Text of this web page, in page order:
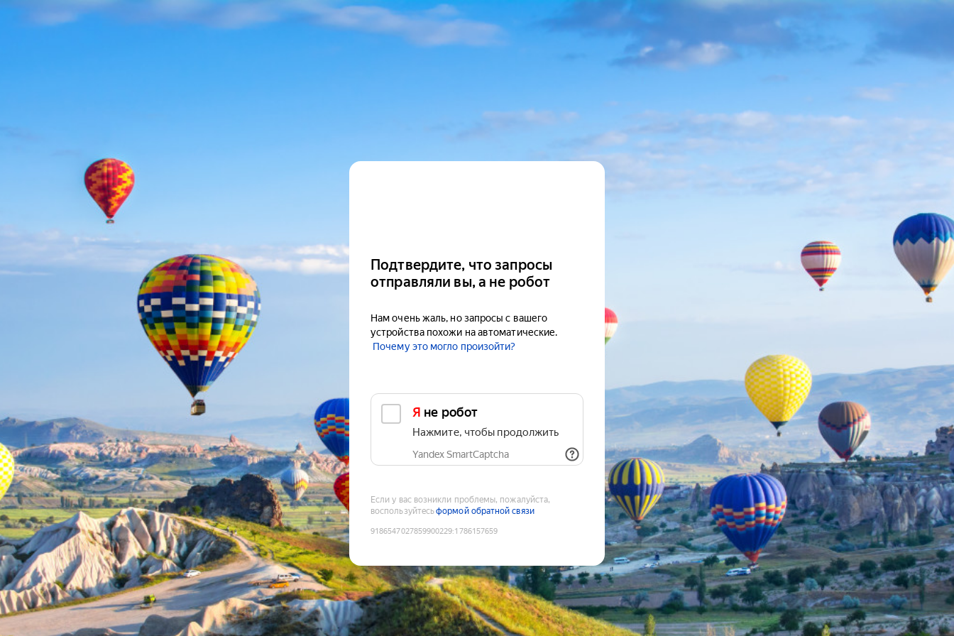
Подтвердите, что запросы
отправляли вы, а не робот
Нам очень жаль, но запросы с вашего
устройства похожи на автоматические.
Почему это могло произойти?
Я не робот
Нажмите, чтобы продолжить
Yandex SmartCaptcha
Если у вас возникли проблемы, пожалуйста,
воспользуйтесьформой обратной связи
9186547027859900229:1786157659